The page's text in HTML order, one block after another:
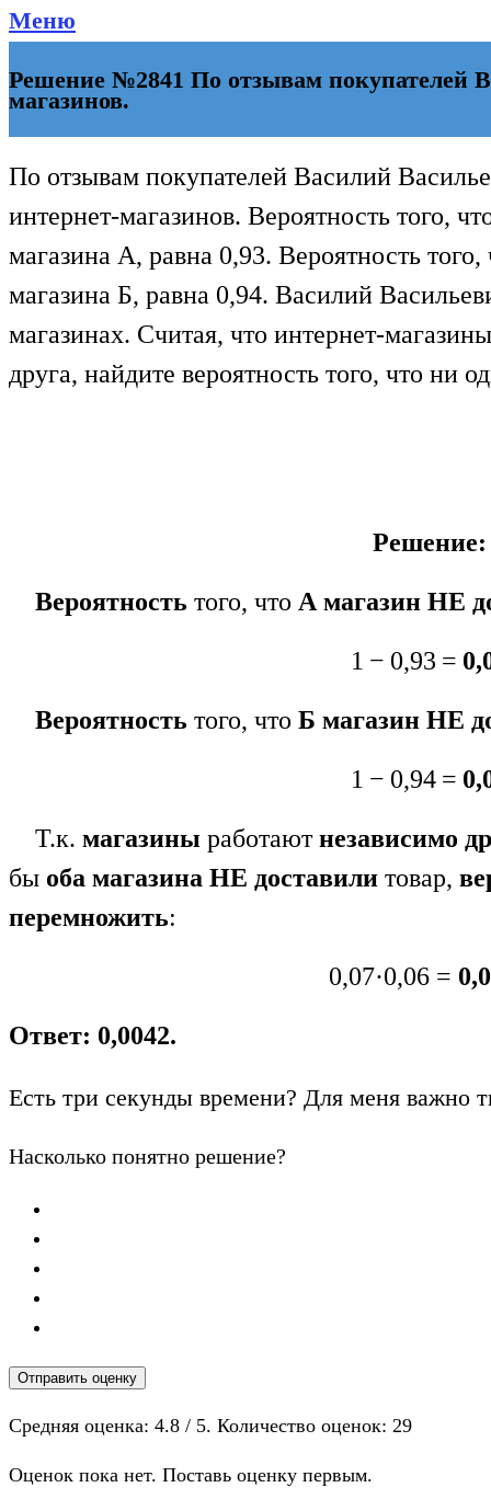
Меню
Решение №2841 По отзывам покупателей
магазинов.
По отзывам покупателей Василий
интернет-магазинов. Вероятность того,
магазина А, равна 0,93. Вероятность того,
магазина Б, равна 0,94. Василий
магазинах. Считая, что интернет-
друга, найдите вероятность того, что ни
Решение:
Вероятность того, что А магазин НЕ
1 − 0,93 =
Вероятность того, что Б магазин НЕ
1 − 0,94 =
Т.к. магазины работаютнезависимо
бы оба магазина НЕ доставили товар,
перемножить:
0,07·0,06 =
Ответ: 0,0042.
Есть три секунды времени? Для меня важно
Насколько понятно решение?
Отправить оценку
Средняя оценка: 4.8 / 5. Количество оценок: 29
Оценок пока нет. Поставь оценку первым.